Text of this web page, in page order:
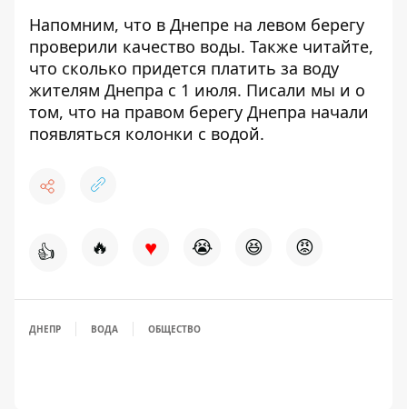
Напомним, что в Днепре на левом берегу
проверили качество воды. Также читайте,
что сколько придется платить за воду
жителям Днепра с 1 июля. Писали мы и о
том, что на правом берегу Днепра начали
появляться колонки с водой.
👍 🔥 ♥ 😭 😆 😡
ДНЕПР ВОДА ОБЩЕСТВО